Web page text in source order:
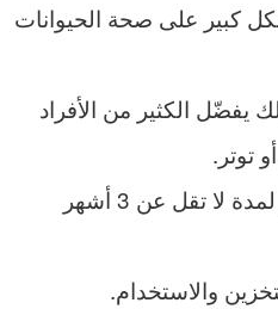
كبير على صحة الحيوانات
يفضّل الكثير من الأفراد
توتر.
مفعولها في الابادة يدوم لمدة لا تقل عن 3 أشهر
والاستخدام.